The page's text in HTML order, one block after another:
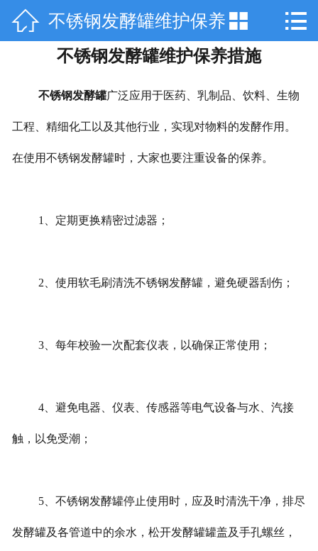
 网站首页
关于天工
产品中心
技术咨询
工程案例
 不锈钢发酵罐维护保养
措施
 
不锈钢发酵罐维护保养措施
不锈钢发酵罐广泛应用于医药、乳制品、饮料、生物
工程、精细化工以及其他行业，实现对物料的发酵作用。
在使用不锈钢发酵罐时，大家也要注重设备的保养。
1、定期更换精密过滤器；
2、使用软毛刷清洗不锈钢发酵罐，避免硬器刮伤；
3、每年校验一次配套仪表，以确保正常使用；
4、避免电器、仪表、传感器等电气设备与水、汽接
触，以免受潮；
5、不锈钢发酵罐停止使用时，应及时清洗干净，排尽
发酵罐及各管道中的余水，松开发酵罐罐盖及手孔螺丝，